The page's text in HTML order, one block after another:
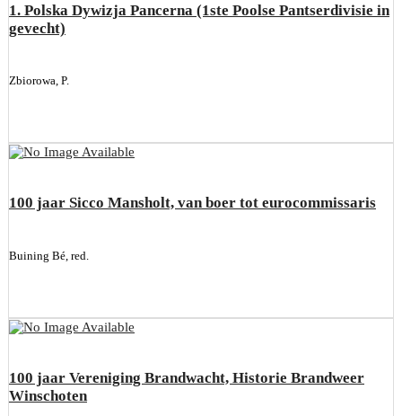
1. Polska Dywizja Pancerna (1ste Poolse Pantserdivisie in
gevecht)
Zbiorowa, P.
100 jaar Sicco Mansholt, van boer tot eurocommissaris
Buining Bé, red.
100 jaar Vereniging Brandwacht, Historie Brandweer
Winschoten